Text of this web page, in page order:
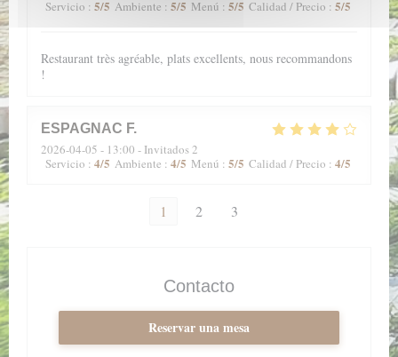
Servicio : 5/5 Ambiente : 5/5 Menú : 5/5 Calidad / Precio : 5/5
Restaurant très agréable, plats excellents, nous recommandons
!
ESPAGNAC F
2026-04-05 - 13:00 - Invitados 2
Servicio : 4/5 Ambiente : 4/5 Menú : 5/5 Calidad / Precio : 4/5
1 2 3
Contacto
Reservar una mesa